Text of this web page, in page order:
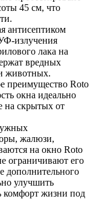
45 см, что
антисептиком
излучения
лака на
вредных
животных.
преимущество Roto
окна идеально
на скрытых от
жалюзи,
на окно Roto
ограничивают его
дополнительного
улучшить
комфорт жизни под